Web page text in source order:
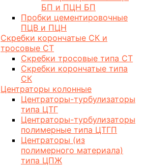
БП и ПЦН БП
Пробки цементировочные
ПЦВ и ПЦН
Скребки корончатые СК и
тросовые СТ
Скребки тросовые типа СТ
Скребки корончатые типа
СК
Центраторы колонные
Центраторы-турбулизаторы
типа ЦТГ
Центраторы-турбулизаторы
полимерные типа ЦТГП
Центраторы (из
полимерного материала)
типа ЦПЖ